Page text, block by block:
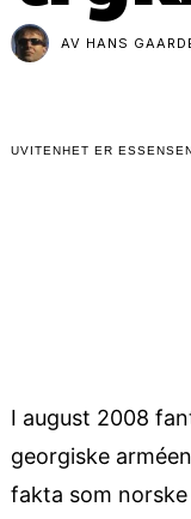
AV HANS
UVITENHET ER
I august 2008
georgiske
fakta som